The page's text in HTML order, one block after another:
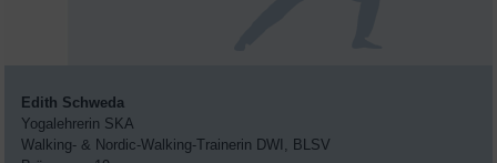
Edith Schweda
Yogalehrerin SKA
Walking- & Nordic-Walking-Trainerin DWI, BLSV